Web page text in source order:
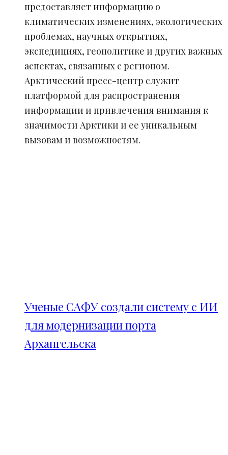
предоставляет информацию о
климатических изменениях, экологических
проблемах, научных открытиях,
экспедициях, геополитике и других важных
аспектах, связанных с регионом.
Арктический пресс-центр служит
платформой для распространения
информации и привлечения внимания к
значимости Арктики и ее уникальным
вызовам и возможностям.
Ученые САФУ создали систему с ИИ
для модернизации порта
Архангельска